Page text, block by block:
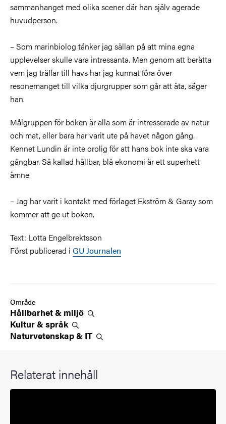
sammanhanget med olika scener där han själv agerade
huvudperson.
– Som marinbiolog tänker jag sällan på att mina egna
upplevelser skulle vara intressanta. Men genom att berätta
vem jag träffar till havs har jag kunnat föra över
resonemanget till vilka djurgrupper som går att äta, säger
han.
Målgruppen för boken är alla som är intresserade av natur
och mat, eller bara har varit ute på havet någon gång.
Kennet Lundin är inte orolig för att hans bok inte ska vara
gångbar. Så kallad hållbar, blå ekonomi är ett superhett
ämne.
– Jag har varit i kontakt med förlaget Ekström & Garaysom
kommer att ge ut boken.
Text: Lotta Engelbrektsson
Först publicerad i GU Journalen
Område
Hållbarhet & miljö
Kultur &språk
Naturvetenskap & IT
Relaterat innehåll